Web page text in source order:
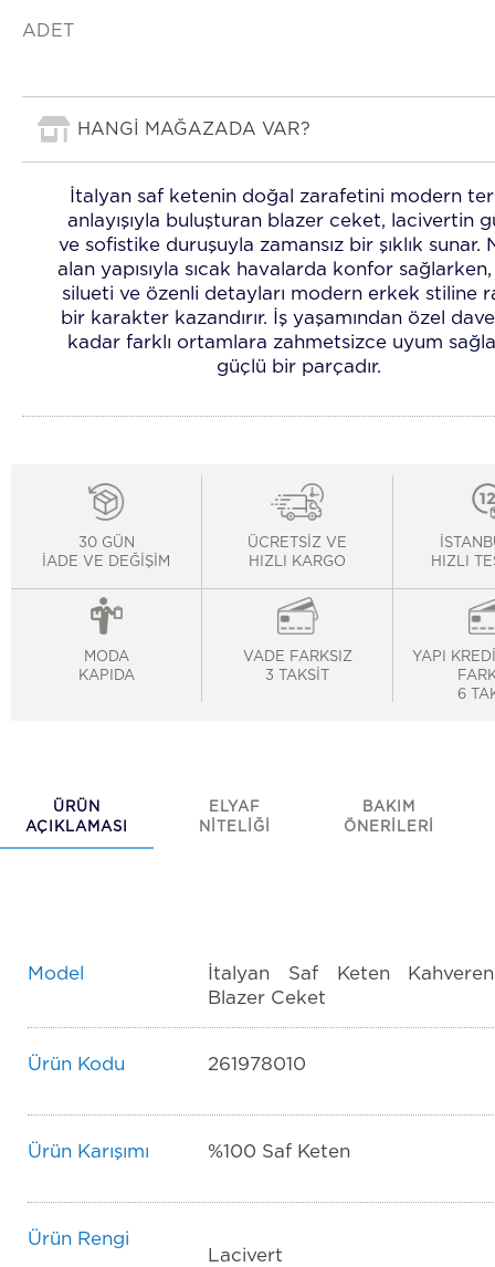
ADET
HANGİ MAĞAZADA VAR?
İtalyan saf ketenin doğal zarafetini modern
anlayışıyla buluşturan blazer ceket, lacivertin
ve sofistike duruşuyla zamansız bir şıklık sunar.
alan yapısıyla sıcak havalarda konfor sağlarken,
silueti ve özenli detayları modern erkek stiline
bir karakter kazandırır. İş yaşamından özel
kadar farklı ortamlara zahmetsizce uyum
güçlü bir parçadır.
30 GÜN
İADE VE DEĞİŞİM
ÜCRETSİZ VE
HIZLI KARGO
HIZLI
MODA
KAPIDA
VADE FARKSIZ
3 TAKSİT
YAPI
6
ÜRÜN
AÇIKLAMASI
ELYAF
NİTELİĞİ
BAKIM
ÖNERİLERİ
Model
İtalyan Saf Keten
Blazer Ceket
Ürün Kodu 261978010
Ürün Karışımı %100 Saf Keten
Ürün Rengi
Lacivert